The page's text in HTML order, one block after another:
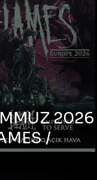
2026 –
/
DEATH /